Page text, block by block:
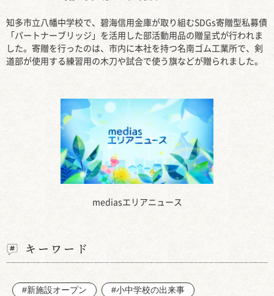
mediasエリアニュース
知多市立八幡中学校で、碧海信用金庫が取り組むSDGs寄贈型私募債
「パートナーブリッジ」を活用した部活動用品の贈呈式が行われま
した。寄贈を行ったのは、市内に本社を持つ名南ゴム工業所で、剣
道部が使用する練習用の木刀や試合で使う旗などが贈られました。
キーワード
#新施設オープン #小中学校の出来事